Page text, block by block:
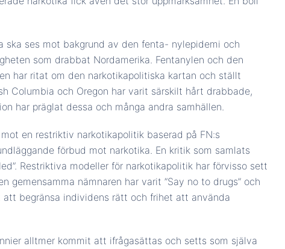
ska ses mot bakgrund av den fenta- nylepidemi och
som drabbat Nordamerika. Fentanylen och den
har ritat om den narkotikapolitiska kartan och ställt
Columbia och Oregon har varit särskilt hårt drabbade,
har präglat dessa och många andra samhällen.
en restriktiv narkotikapolitik baserad på FN:s
förbud mot narkotika. En kritik som samlats
Restriktiva modeller för narkotikapolitik har förvisso sett
gemensamma nämnaren har varit ”Say no to drugs” och
begränsa individens rätt och frihet att använda
alltmer kommit att ifrågasättas och setts som själva